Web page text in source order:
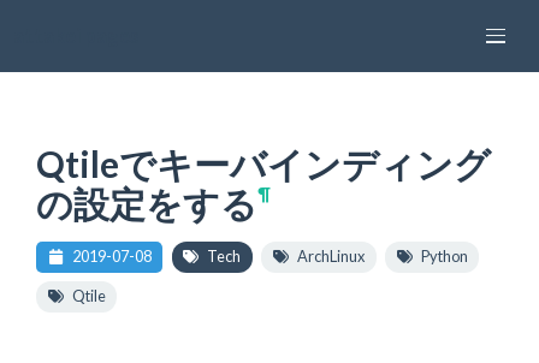
Qtileでキーバインディング
の設定をする¶
2019-07-08 Tech ArchLinux Python
Qtile